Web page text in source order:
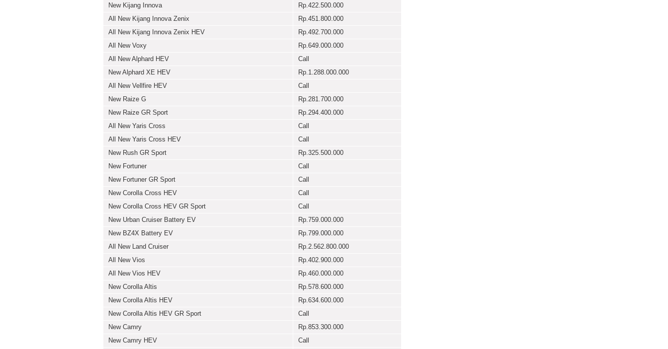
New Kijang Innova
Rp.422.500.000
All New Kijang Innova Zenix
Rp.451.800.000
All New Kijang Innova Zenix HEV
Rp.492.700.000
All New Voxy
Rp.649.000.000
All New Alphard HEV
Call
New Alphard XE HEV
Rp.1.288.000.000
All New Vellfire HEV
Call
New Raize G
Rp.281.700.000
New Raize GR Sport
Rp.294.400.000
All New Yaris Cross
Call
All New Yaris Cross HEV
Call
New Rush GR Sport
Rp.325.500.000
New Fortuner
Call
New Fortuner GR Sport
Call
New Corolla Cross HEV
Call
New Corolla Cross HEV GR Sport
Call
New Urban Cruiser Battery EV
Rp.759.000.000
New BZ4X Battery EV
Rp.799.000.000
All New Land Cruiser
Rp.2.562.800.000
All New Vios
Rp.402.900.000
All New Vios HEV
Rp.460.000.000
New Corolla Altis
Rp.578.600.000
New Corolla Altis HEV
Rp.634.600.000
New Corolla Altis HEV GR Sport
Call
New Camry
Rp.853.300.000
New Camry HEV
Call